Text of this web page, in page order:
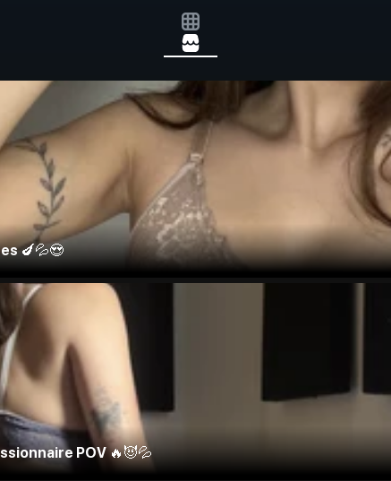
🍆💦😍
POV 🔥😈💦